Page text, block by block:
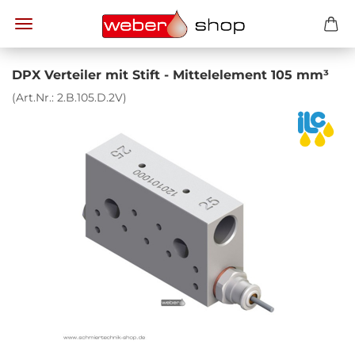
DPX Ver­tei­ler mit Stift - Mit­tel­ele­ment 105 mm³
(Art.Nr.: 2.B.105.D.2V)